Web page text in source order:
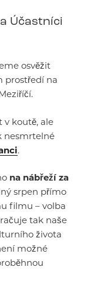
Účastníci
osvěžit
prostředí na
v koutě, ale
nesmrtelné
.
na nábřeží za
srpen přímo
filmu – volba
tak naše
života
možné